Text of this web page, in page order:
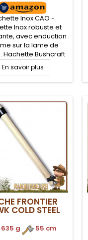
Inox CAO -
Inox robuste et
avec enduction
sur la lame de
Hachette Bushcraft
et compacte, avec
cahoutchouc anti-
pour une
en milieu humide.
et qualité de
pour cette hache
compacte
En savoir plus
FRONTIER
COLD STEEL
635 g . 55 cm